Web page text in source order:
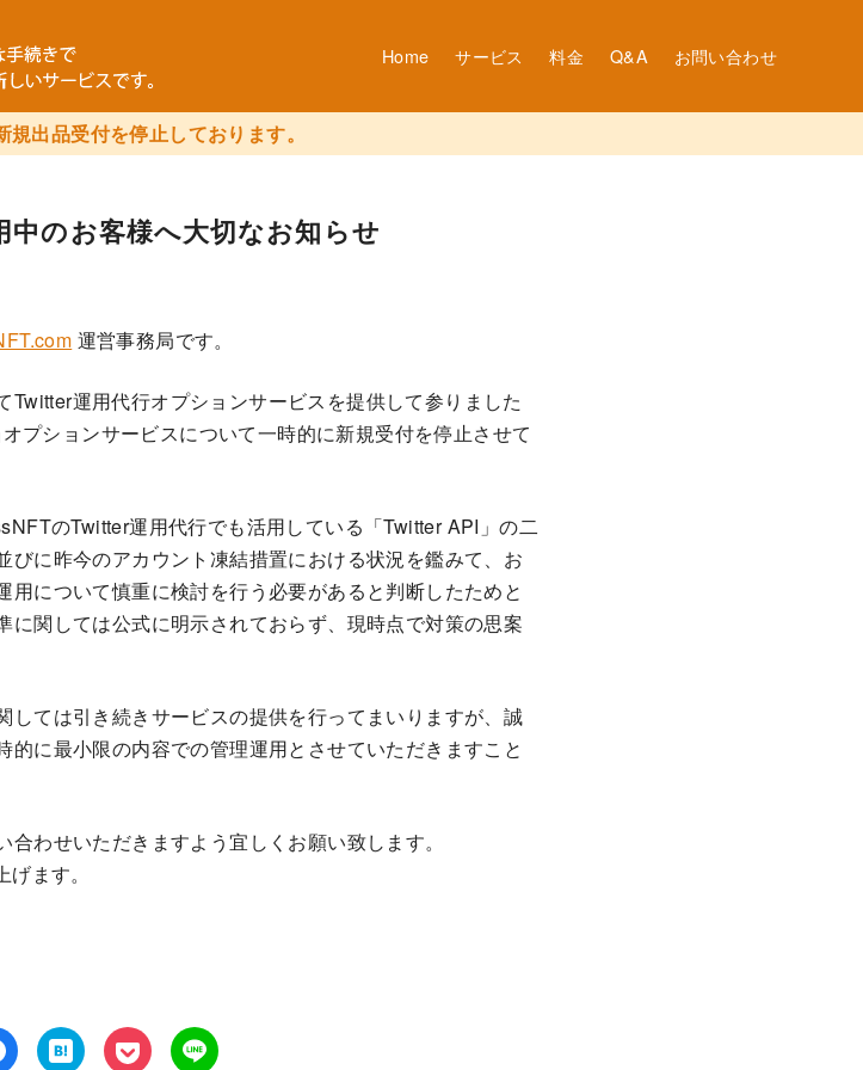
Home サービス 料金 Q&A お問い合わせ
規出品受付を停止しております。
のお客様へ大切なお知らせ
運営事務局です。
運用代行オプションサービスを提供して参りました
プションサービスについて一時的に新規受付を停止させて
のTwitter運用代行でも活用している「Twitter API」の二
に昨今のアカウント凍結措置における状況を鑑みて、お
について慎重に検討を行う必要があると判断したためと
関しては公式に明示されておらず、現時点で対策の思案
ては引き続きサービスの提供を行ってまいりますが、誠
に最小限の内容での管理運用とさせていただきますこと
わせいただきますよう宜しくお願い致します。
ます。